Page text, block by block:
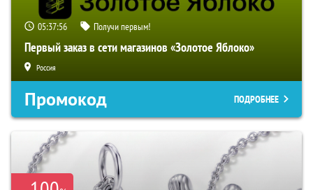
05:37:55 Получи первым!
Первый заказ в сети магазинов «Золотое Яблоко»
Россия
Промокод ПОДРОБНЕЕ